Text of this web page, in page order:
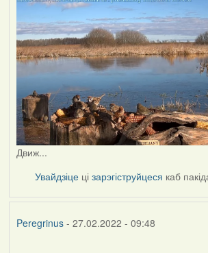
Движ...
Увайдзіце цізарэгіструйцеся каб
Peregrinus- 27.02.2022 - 09:48